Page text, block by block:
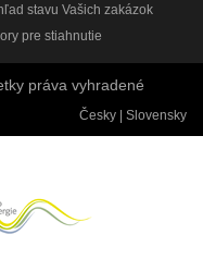
stavu Vašich zakázok
pre stiahnutie
práva vyhradené
Česky | Slovensky